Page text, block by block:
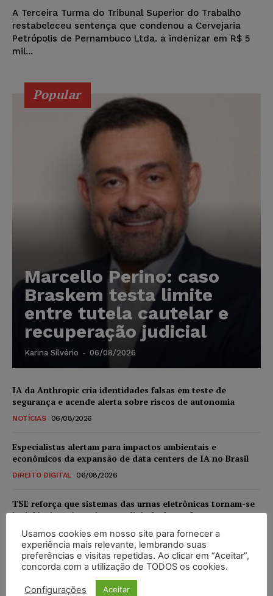
A Terceira Turma do Tribunal Superior do Trabalho
restabeleceu sentença que condenou a Cervejaria
Petrópolis de Pernambuco Ltda. a indenizar em R$ 5
mil...
Popular
Marcello Perino: caso
Braskem testa limite
entre tutela cautelar e
recuperação judicial
Karina Silvério - 06/08/2026
IA da Anthropic cria identidades falsas em teste de
segurança e acende alerta sobre riscos de autonomia
NOTÍCIAS 06/08/2026
Especialistas alertam para impactos ambientais e
econômicos da expansão de data centers de IA no Brasil
DIREITO DIGITAL 06/08/2026
TSE reforça que sistemas das urnas eletrônicas tornam-se
invioláveis após assinatura digital e lacração
NOTÍCIAS 06/08/2026
STF inicia julgamento sobre constitucionalidade da
proibição dos jogos de azar no Brasil
NOTÍCIAS 06/08/2026
Usamos cookies em nosso site para fornecer a
experiência mais relevante, lembrando suas
preferências e visitas repetidas. Ao clicar em “Aceitar”,
concorda com a utilização de TODOS os cookies.
Configurações Aceitar